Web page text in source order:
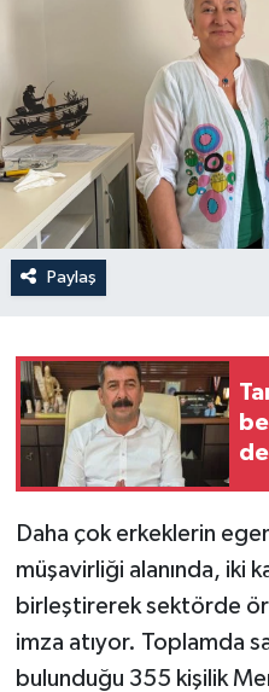
Paylaş
Daha çok erkeklerin
müşavirliği alanında, iki
birleştirerek sektörde
imza atıyor. Toplamda
bulunduğu 355 kişilik